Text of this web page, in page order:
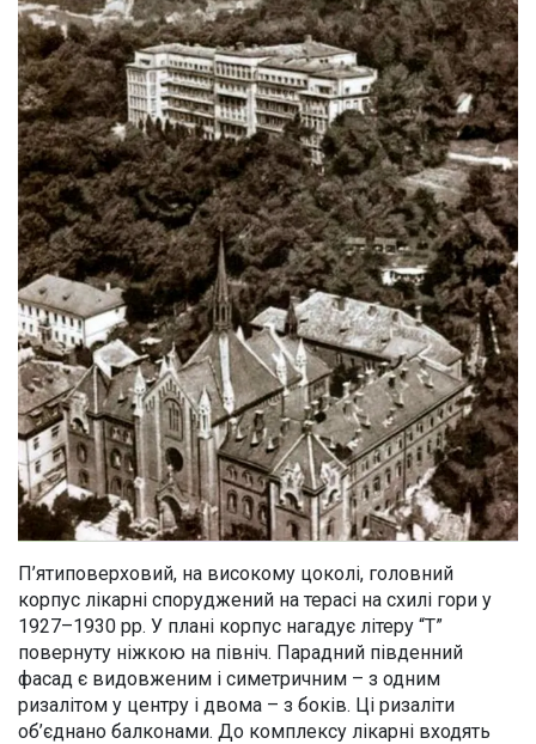
П’ятиповерховий, на високому цоколі, головний
корпус лікарні споруджений на терасі на схилі гори у
1927–1930 рр. У плані корпус нагадує літеру “Т”
повернуту ніжкою на північ. Парадний південний
фасад є видовженим і симетричним – з одним
ризалітом у центру і двома – з боків. Ці ризаліти
об’єднано балконами. До комплексу лікарні входять